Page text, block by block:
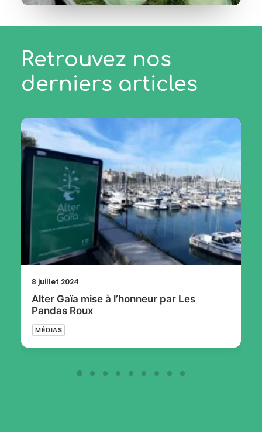
Retrouvez nos
derniers articles
8 juillet 2024
Alter Gaïa mise à l’honneur par Les
Pandas Roux
MÉDIAS